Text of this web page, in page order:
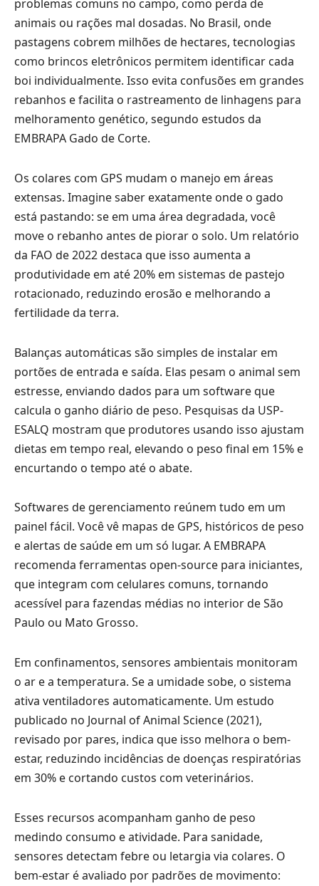
problemas comuns no campo, como perda de
animais ou rações mal dosadas. No Brasil, onde
pastagens cobrem milhões de hectares, tecnologias
como brincos eletrônicos permitem identificar cada
boi individualmente. Isso evita confusões em grandes
rebanhos e facilita o rastreamento de linhagens para
melhoramento genético, segundo estudos da
EMBRAPA Gado de Corte.
Os colares com GPS mudam o manejo em áreas
extensas. Imagine saber exatamente onde o gado
está pastando: se em uma área degradada, você
move o rebanho antes de piorar o solo. Um relatório
da FAO de 2022 destaca que isso aumenta a
produtividade em até 20% em sistemas de pastejo
rotacionado, reduzindo erosão e melhorando a
fertilidade da terra.
Balanças automáticas são simples de instalar em
portões de entrada e saída. Elas pesam o animal sem
estresse, enviando dados para um software que
calcula o ganho diário de peso. Pesquisas da USP-
ESALQ mostram que produtores usando isso ajustam
dietas em tempo real, elevando o peso final em 15% e
encurtando o tempo até o abate.
Softwares de gerenciamento reúnem tudo em um
painel fácil. Você vê mapas de GPS, históricos de peso
e alertas de saúde em um só lugar. A EMBRAPA
recomenda ferramentas open-source para iniciantes,
que integram com celulares comuns, tornando
acessível para fazendas médias no interior de São
Paulo ou Mato Grosso.
Em confinamentos, sensores ambientais monitoram
o ar e a temperatura. Se a umidade sobe, o sistema
ativa ventiladores automaticamente. Um estudo
publicado no Journal of Animal Science (2021),
revisado por pares, indica que isso melhora o bem-
estar, reduzindo incidências de doenças respiratórias
em 30% e cortando custos com veterinários.
Esses recursos acompanham ganho de peso
medindo consumo e atividade. Para sanidade,
sensores detectam febre ou letargia via colares. O
bem-estar é avaliado por padrões de movimento: